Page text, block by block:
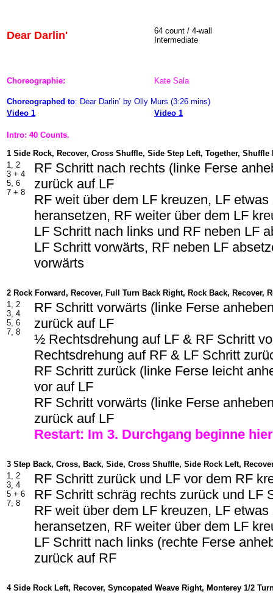
Dear Darlin'
64 count / 4-wall
Intermediate
Choreographie: Kate Sala
Choreographed to: Dear Darlin’ by Olly Murs (3:26 mins)
Video 1
Video 1
Intro: 40 Counts.
1 Side Rock, Recover, Cross Shuffle, Side Step Left, Together, Shuffle
1, 2
3 + 4
5, 6
7 + 8
RF Schritt nach rechts (linke Ferse
zurück auf LF
RF weit über dem LF kreuzen, LF etwas
heransetzen, RF weiter über dem LF
LF Schritt nach links und RF neben LF
LF Schritt vorwärts, RF neben LF
vorwärts
2 Rock Forward, Recover, Full Turn Back Right, Rock Back, Recover,
1, 2
3, 4
5, 6
7, 8
RF Schritt vorwärts (linke Ferse
zurück auf LF
½ Rechtsdrehung auf LF & RF Schritt
Rechtsdrehung auf RF & LF Schritt
RF Schritt zurück (linke Ferse leicht
vor auf LF
RF Schritt vorwärts (linke Ferse
zurück auf LF
Restart: Im 3. Durchgang beginne
3 Step Back, Cross, Back, Side, Cross Shuffle, Side Rock Left,
1, 2
3, 4
5 + 6
7, 8
RF Schritt zurück und LF vor dem RF
RF Schritt schräg rechts zurück und LF
RF weit über dem LF kreuzen, LF etwas
heransetzen, RF weiter über dem LF
LF Schritt nach links (rechte Ferse
zurück auf RF
4 Side Rock Left, Recover, Syncopated Weave Right, Monterey 1/2